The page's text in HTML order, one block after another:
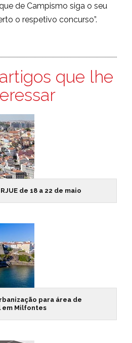
de Campismo siga o seu
o respetivo concurso”.
que lhe
de 18 a 22 de maio
para área de
Milfontes